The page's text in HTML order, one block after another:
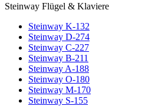
Steinway Flügel & Klaviere
Steinway K-132
Steinway D-274
Steinway C-227
Steinway B-211
Steinway A-188
Steinway O-180
Steinway M-170
Steinway S-155